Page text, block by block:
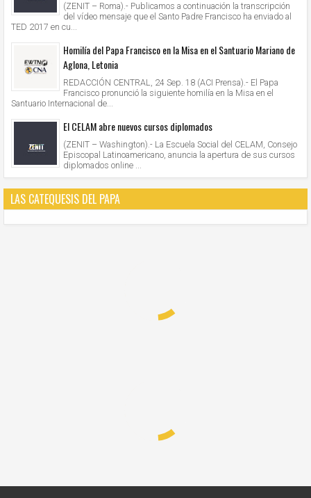
(ZENIT – Roma).- Publicamos a continuación la transcripción
del vídeo mensaje que el Santo Padre Francisco ha enviado al
TED 2017 en cu...
Homilía del Papa Francisco en la Misa en el Santuario Mariano de
Aglona, Letonia
REDACCIÓN CENTRAL, 24 Sep. 18 (ACI Prensa).- El Papa
Francisco pronunció la siguiente homilía en la Misa en el
Santuario Internacional de...
El CELAM abre nuevos cursos diplomados
(ZENIT – Washington).- La Escuela Social del CELAM, Consejo
Episcopal Latinoamericano, anuncia la apertura de sus cursos
diplomados online ...
LAS CATEQUESIS DEL PAPA